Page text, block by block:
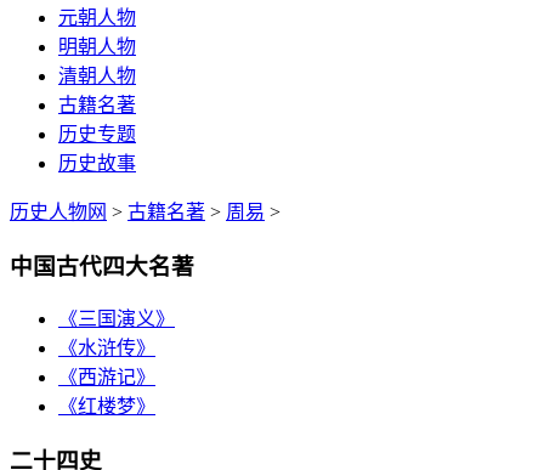
元朝人物
明朝人物
清朝人物
古籍名著
历史专题
历史故事
历史人物网 > 古籍名著 > 周易 >
中国古代四大名著
《三国演义》
《水浒传》
《西游记》
《红楼梦》
二十四史